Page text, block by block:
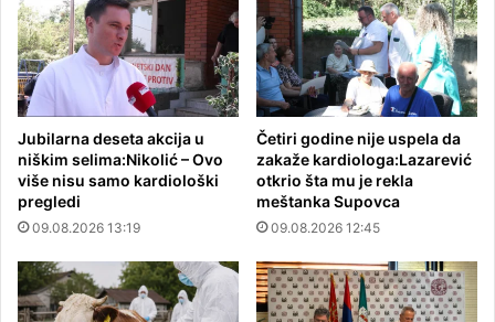
Jubilarna deseta akcija u
niškim selima:Nikolić – Ovo
više nisu samo kardiološki
pregledi
09.08.2026 13:19
Četiri godine nije uspela da
zakaže kardiologa:Lazarević
otkrio šta mu je rekla
meštanka Supovca
09.08.2026 12:45